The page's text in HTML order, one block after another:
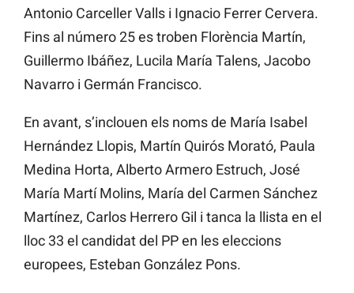
Antonio Carceller Valls i Ignacio Ferrer Cervera.
Fins al número 25 es troben Florència Martín,
Guillermo Ibáñez, Lucila María Talens, Jacobo
Navarro i Germán Francisco.
En avant, s’inclouen els noms de María Isabel
Hernández Llopis, Martín Quirós Morató, Paula
Medina Horta, AlbertoArmero Estruch, José
María Martí Molins, María del Carmen Sánchez
Martínez, Carlos Herrero Gil i tanca la llista en el
lloc 33 el candidat del PP en les eleccions
europees, Esteban González Pons.